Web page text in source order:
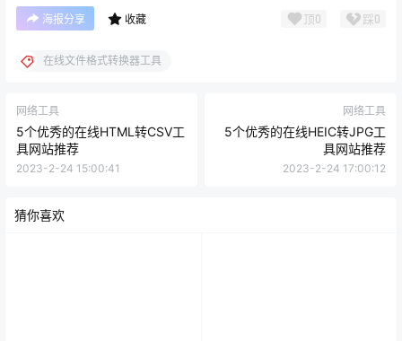
海报分享 收藏 顶0 踩0
在线文件格式转换器工具
网络工具
5个优秀的在线HTML转CSV工
具网站推荐
2023-2-24 15:00:41
网络工具
5个优秀的在线HEIC转JPG工
具网站推荐
2023-2-24 17:00:12
猜你喜欢